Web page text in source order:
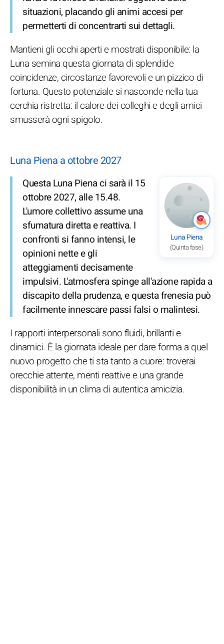
situazioni, placando gli animi accesi per
permetterti di concentrarti sui dettagli.
Mantieni gli occhi aperti e mostrati disponibile: la
Luna semina questa giornata di splendide
coincidenze, circostanze favorevoli e un pizzico di
fortuna. Questo potenziale si nasconde nella tua
cerchia ristretta: il calore dei colleghi e degli amici
smusserà ogni spigolo.
Luna Piena a ottobre 2027
Luna Piena
(Quinta fase)
Questa Luna Piena ci sarà il 15
ottobre 2027, alle 15.48.
L'umore collettivo assume una
sfumatura diretta e reattiva. I
confronti si fanno intensi, le
opinioni nette e gli
atteggiamenti decisamente
impulsivi. L'atmosfera spinge all'azione rapida a
discapito della prudenza, e questa frenesia può
facilmente innescare passi falsi o malintesi.
I rapporti interpersonali sono fluidi, brillanti e
dinamici. È la giornata ideale per dare forma a quel
nuovo progetto che ti sta tanto a cuore: troverai
orecchie attente, menti reattive e una grande
disponibilità in un clima di autentica amicizia.